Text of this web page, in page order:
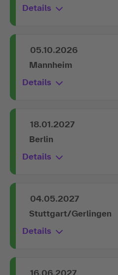
Details
05.10.2026
Mannheim
Details
18.01.2027
Berlin
Details
04.05.2027
Stuttgart/Gerlingen
Details
16.06.2027